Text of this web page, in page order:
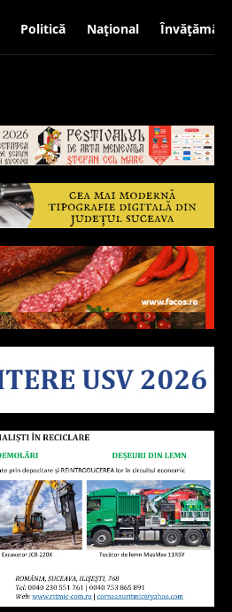
Politică Național Învățământ